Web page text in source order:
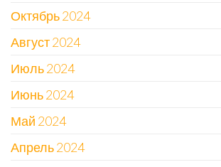
Октябрь 2024
Август 2024
Июль 2024
Июнь 2024
Май 2024
Апрель 2024